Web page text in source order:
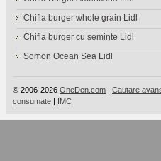
Chifla burger whole grain Lidl
Chifla burger cu seminte Lidl
Somon Ocean Sea Lidl
© 2006-2026 OneDen.com | Cautare
consumate | IMC